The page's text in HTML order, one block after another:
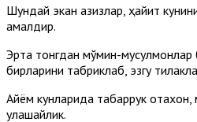
Шундай экан азизлар, ҳайит
амалдир.
Эрта тонгдан мўмин-
бирларини табриклаб, эзгу
Айём кунларида табаррук
улашайлик.